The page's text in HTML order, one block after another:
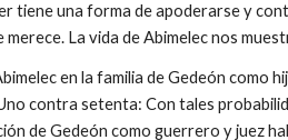
tiene una forma de apoderarse y
merece. La vida de Abimelec nos
en la familia de Gedeón como
contra setenta: Con tales
de Gedeón como guerrero y juez